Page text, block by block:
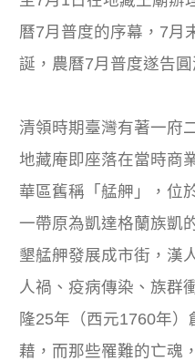
曆7月普度的序幕，7月
誕，農曆7月普度遂告圓
清領時期臺灣有著一府
地藏庵即座落在當時商
華區舊稱「艋舺」，位
一帶原為凱達格蘭族凱
墾艋舺發展成市街，漢
人禍、疫病傳染、族群
隆25年（西元1760年
藉，而那些罹難的亡魂